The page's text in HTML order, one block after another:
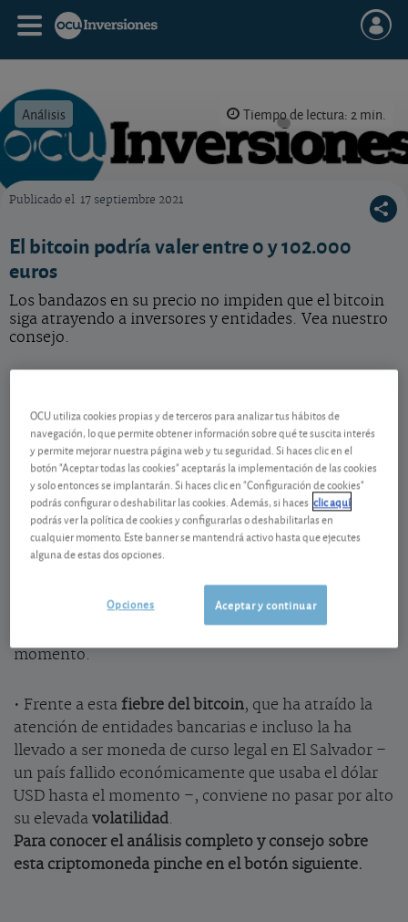
Análisis Tiempo de lectura: 2 min.
Publicado el 17 septiembre 2021
El bitcoin podría valer entre 0 y 102.000
euros
Los bandazos en su precio no impiden que el bitcoin
siga atrayendo a inversores y entidades. Vea nuestro
consejo.
Desde que el bitcoin (40.682 euros) emprendiera su
carrera al alza en la recta final de 2020 lo hemos
visto subir a cotas históricas, rebasando en algunos
momentos del año los 50.000 euros. Y hay quienes
pronostican que llegará a cifras millonarias en los
próximos años: nada menos que 100 millones USD
es lo que cree la firma Fidelity que alcanzará en 2035;
entidad que lleva meses intentando que la SEC (el
regulador estadounidense) le apruebe la venta de
momento.
• Frente a esta fiebre del bitcoin, que ha atraído la
atención de entidades bancarias e incluso la ha
llevado a ser moneda de curso legal en El Salvador –
un país fallido económicamente que usaba el dólar
USD hasta el momento –, conviene no pasar por alto
su elevada volatilidad.
Para conocer el análisis completo y consejo sobre
esta criptomoneda pinche en el botón siguiente.
OCU utiliza cookies propias y de terceros para analizar tus hábitos de
navegación, lo que permite obtener información sobre qué te suscita interés
y permite mejorar nuestra página web y tu seguridad. Si haces clic en el
botón "Aceptar todas las cookies" aceptarás la implementación de las cookies
y solo entonces se implantarán. Si haces clic en "Configuración de cookies"
podrás configurar o deshabilitar las cookies. Además, si haces clic aquí
podrás ver la política de cookies y configurarlas o deshabilitarlas en
cualquier momento. Este banner se mantendrá activo hasta que ejecutes
alguna de estas dos opciones.
Aceptar y continuar
Opciones